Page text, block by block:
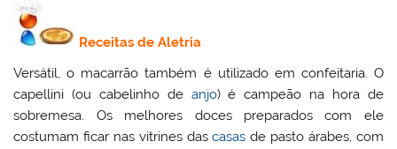
Receitas de Aletria
Versátil, o macarrão também é utilizado em confeitaria. O
capellini (ou cabelinho de anjo) é campeão na hora de
sobremesa. Os melhores doces preparados com ele
costumam ficar nas vitrines dascasas de pasto árabes, com